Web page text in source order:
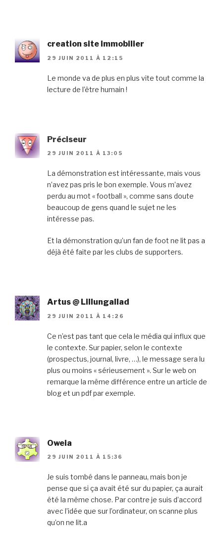
creation site immobilier
29 JUIN 2011 À 12:15
Le monde va de plus en plus vite tout comme la
lecture de l’être humain !
Préciseur
29 JUIN 2011 À 13:05
La démonstration est intéressante, mais vous
n’avez pas pris le bon exemple. Vous m’avez
perdu au mot « football », comme sans doute
beaucoup de gens quand le sujet ne les
intéresse pas.
Et la démonstration qu’un fan de foot ne lit pas a
déjà été faite par les clubs de supporters.
Artus @ Lillungallad
29 JUIN 2011 À 14:26
Ce n’est pas tant que cela le média qui influx que
le contexte. Sur papier, selon le contexte
(prospectus, journal, livre, …), le message sera lu
plus ou moins « sérieusement ». Sur le web on
remarque la même différence entre un article de
blog et un pdf par exemple.
Oweia
29 JUIN 2011 À 15:36
Je suis tombé dans le panneau, mais bon je
pense que si ça avait été sur du papier, ça aurait
été la même chose. Par contre je suis d’accord
avec l’idée que sur l’ordinateur, on scanne plus
qu’on ne lit.a